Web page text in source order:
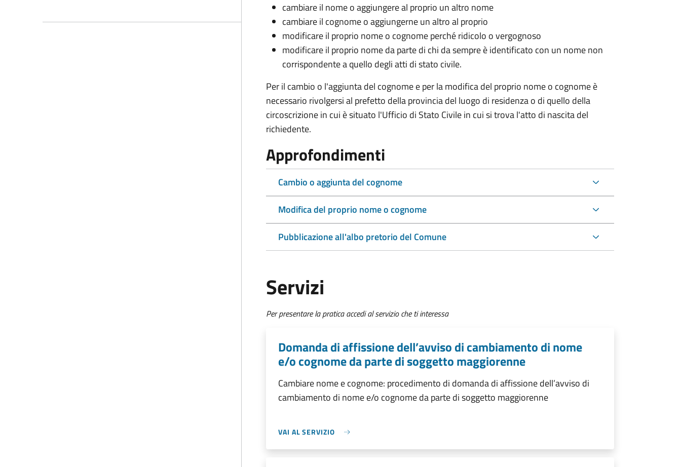
cambiare il nome o aggiungere al proprio un altro nome
cambiare il cognome o aggiungerne un altro al proprio
modificare il proprio nome o cognome perché ridicolo o vergognoso
modificare il proprio nome da parte di chi da sempre è identificato con un nome non
corrispondente a quello degli atti di stato civile.
Per il cambio o l'aggiunta del cognome e per la modifica del proprio nome o cognome è
necessario rivolgersi al prefetto della provincia del luogo di residenza o di quello della
circoscrizione in cui è situato l'Ufficio di Stato Civile in cui si trova l'atto di nascita del
richiedente.
Approfondimenti
Cambio o aggiunta del cognome
Modifica del proprio nome o cognome
Pubblicazione all'albo pretorio del Comune
Servizi
Per presentare la pratica accedi al servizio che ti interessa
Domanda di affissione dell’avviso di cambiamento di nome
e/o cognome da parte di soggetto maggiorenne
Cambiare nome e cognome: procedimento di domanda di affissione dell’avviso di
cambiamento di nome e/o cognome da parte di soggetto maggiorenne
VAI AL SERVIZIO